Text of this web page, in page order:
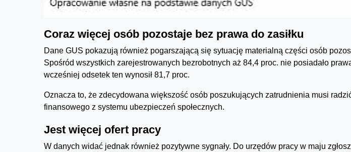
Coraz więcej osób pozostaje bez prawa do zasiłku
Dane GUS pokazują również pogarszającą się sytuację materialną części osób
Spośród wszystkich zarejestrowanych bezrobotnych aż 84,4 proc. nie posiadało
wcześniej odsetek ten wynosił 81,7 proc.
Oznacza to, że zdecydowana większość osób poszukujących zatrudnienia musi
finansowego z systemu ubezpieczeń społecznych.
Jest więcej ofert pracy
W danych widać jednak również pozytywne sygnały. Do urzędów pracy w maju